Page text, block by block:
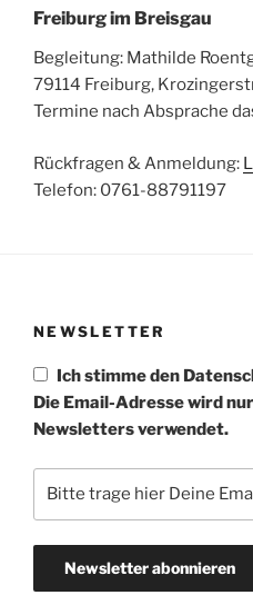
Freiburg im Breisgau
Begleitung: Mathilde
79114 Freiburg,
Termine nach Absprache
Rückfragen & Anmeldung:
Telefon: 0761-88791197
NEWSLETTER
Ich stimme den
Die Email-Adresse wird
Newsletters verwendet.